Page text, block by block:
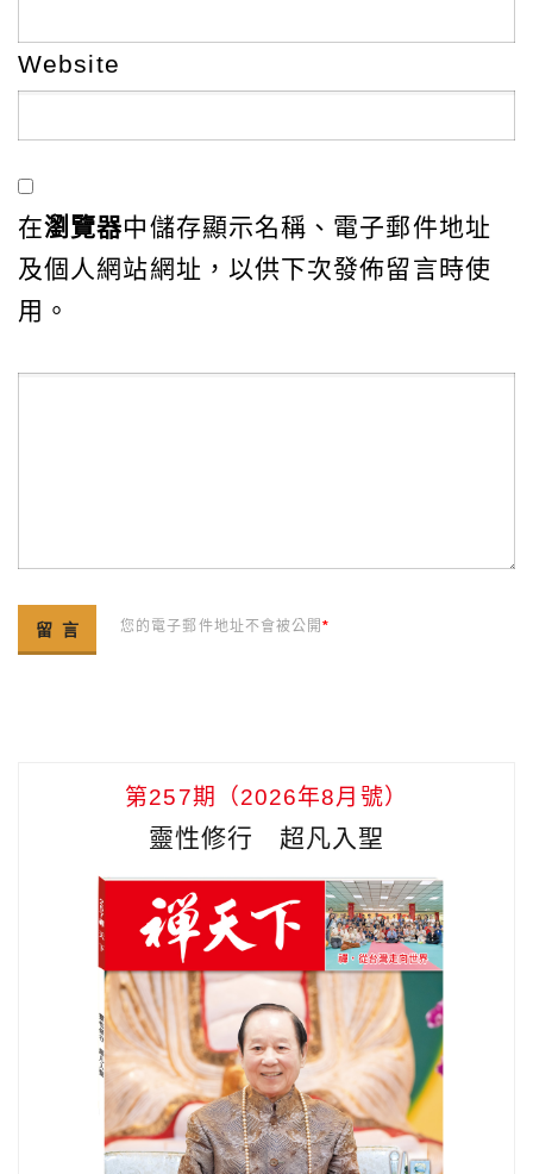
Website
在瀏覽器中儲存顯示名稱、電子郵件地址
及個人網站網址，以供下次發佈留言時使
用。
您的電子郵件地址不會被公開*
第257期（2026年8月號）
靈性修行 超凡入聖